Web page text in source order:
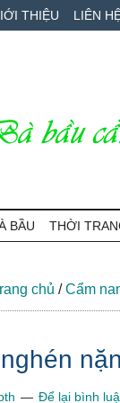
THIỆU LIÊN
BẦU THỜI
chủ / Cẩm
Để lại bình